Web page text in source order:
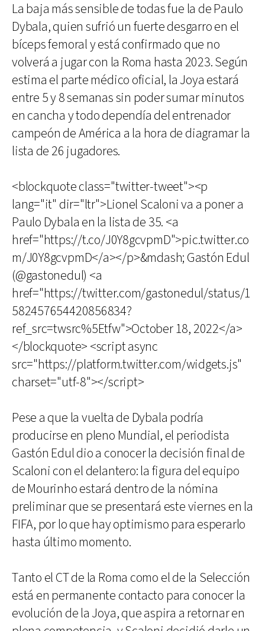
La baja más sensible de todas fue la de Paulo
Dybala, quien sufrió un fuerte desgarro en el
bíceps femoral y está confirmado que no
volverá a jugar con la Roma hasta 2023. Según
estima el parte médico oficial, la Joya estará
entre 5 y 8 semanas sin poder sumar minutos
en cancha y todo dependía del entrenador
campeón de América a la hora de diagramar la
lista de 26 jugadores.
<blockquote class="twitter-tweet"><p
lang="it" dir="ltr">Lionel Scaloni va a poner a
Paulo Dybala en la lista de 35. <a
href="https://t.co/J0Y8gcvpmD">pic.twitter.co
m/J0Y8gcvpmD</a></p>&mdash; Gastón Edul
(@gastonedul) <a
href="https://twitter.com/gastonedul/status/1
582457654420856834?
ref_src=twsrc%5Etfw">October 18, 2022</a>
</blockquote> <script async
src="https://platform.twitter.com/widgets.js"
charset="utf-8"></script>
Pese a que la vuelta de Dybala podría
producirse en pleno Mundial, el periodista
Gastón Edul dio a conocer la decisión final de
Scaloni con el delantero: la figura del equipo
de Mourinho estará dentro de la nómina
preliminar que se presentará este viernes en la
FIFA, por lo que hay optimismo para esperarlo
hasta último momento.
Tanto el CT de la Roma como el de la Selección
está en permanente contacto para conocer la
evolución de la Joya, que aspira a retornar en